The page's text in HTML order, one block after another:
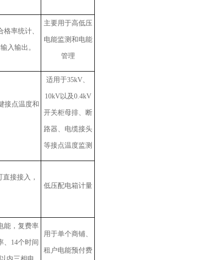
率统计、
入输出。
主要用于高低压
电能监测和电能
管理
接点温度和
适用于35kV、
10kV以及0.4kV
开关柜母排、断
路器、电缆接头
等接点温度监测
接接入，
低压配电箱计量
能，复费率
、14个时间
用于单个商铺、
租户电能预付费